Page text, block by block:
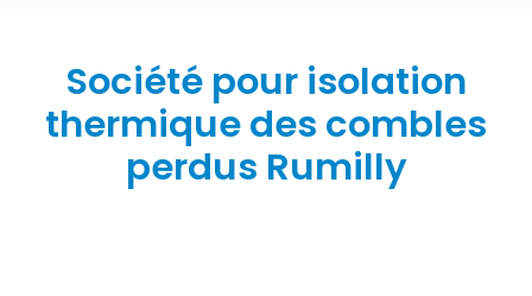
Société pour isolation
thermique des combles
perdus Rumilly